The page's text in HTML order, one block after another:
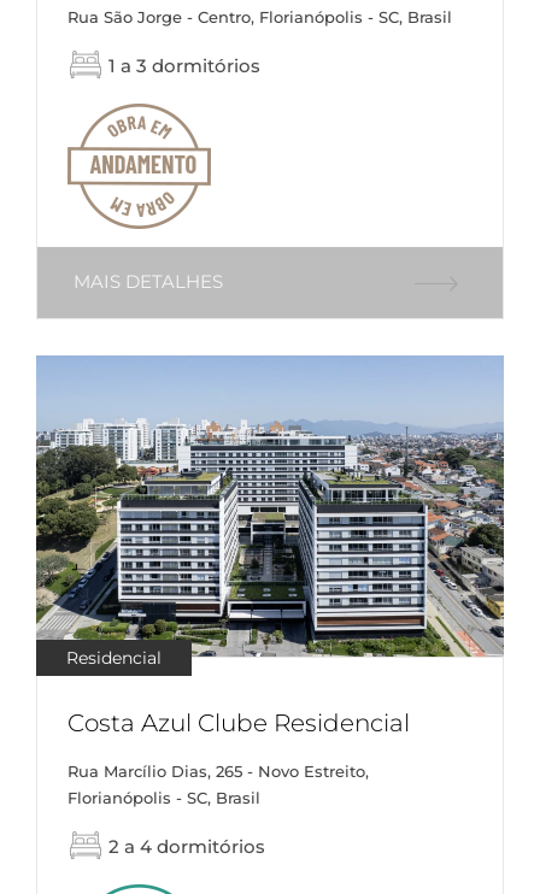
Rua São Jorge - Centro, Florianópolis - SC, Brasil
1 a 3 dormitórios
MAIS DETALHES
Residencial
Costa Azul Clube Residencial
Rua Marcílio Dias, 265 - Novo Estreito,
Florianópolis - SC, Brasil
2 a 4 dormitórios